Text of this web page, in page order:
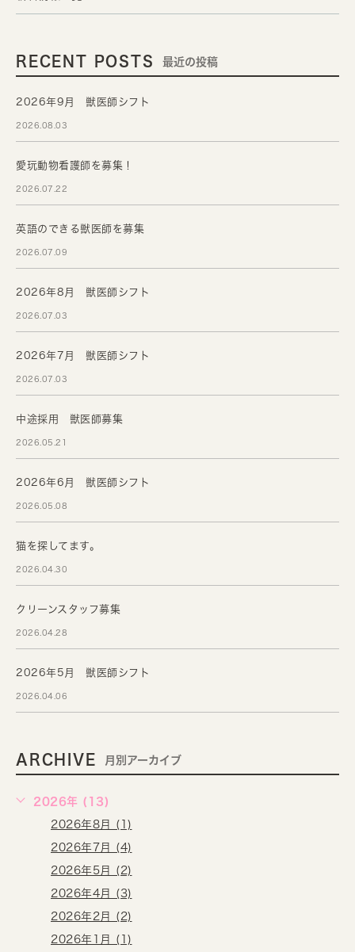
RECENT POSTS 最近の投稿
2026年9月 獣医師シフト
2026.08.03
愛玩動物看護師を募集！
2026.07.22
英語のできる獣医師を募集
2026.07.09
2026年8月 獣医師シフト
2026.07.03
2026年7月 獣医師シフト
2026.07.03
中途採用 獣医師募集
2026.05.21
2026年6月 獣医師シフト
2026.05.08
猫を探してます。
2026.04.30
クリーンスタッフ募集
2026.04.28
2026年5月 獣医師シフト
2026.04.06
ARCHIVE 月別アーカイブ
2026年 (13)
2026年8月 (1)
2026年7月 (4)
2026年5月 (2)
2026年4月 (3)
2026年2月 (2)
2026年1月 (1)